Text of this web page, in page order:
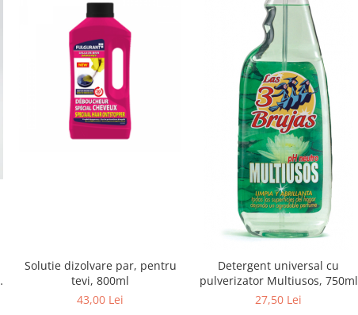
Solutie dizolvare par, pentru
tevi, 800ml
43,00 Lei
Detergent universal cu
pulverizator Multiusos, 750ml
27,50 Lei